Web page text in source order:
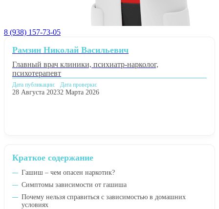
8 (938) 157-73-05
Краткое содержание
Гашиш – чем опасен наркотик?
Симптомы зависимости от гашиша
Почему нельзя справиться с зависимостью в домашних
условиях
Рамзин Николай Васильевич
Главный врач клиники, психиатр-нарколог,
психотерапевт
Дата публикации:
28 Августа 2023
Дата проверки:
2 Марта 2026